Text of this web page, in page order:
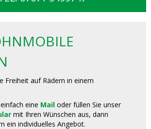
Freiheit auf Rädern in einem
eine Mailoder füllen Sie unser
mit Ihren Wünschen aus, dann
ein individuelles Angebot.